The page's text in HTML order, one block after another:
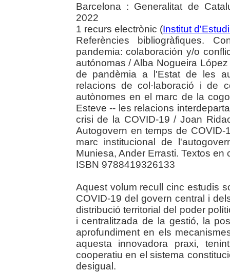
Barcelona : Generalitat de
2022
1 recurs electrònic (Institut
Referències bibliogràfiques.
pandemia: colaboración y/o
autónomas / Alba Nogueira
de pandèmia a l'Estat de les
relacions de col·laboració i de
autònomes en el marc de la
Esteve -- les relacions
crisi de la COVID-19 / Joan
Autogovern en temps de
marc institucional de
Muniesa, Ander Errasti. Textos en
ISBN 9788419326133
Aquest volum recull cinc estudis
COVID-19 del govern central i
distribució territorial del poder
i centralitzada de la gestió, la
aprofundiment en els
aquesta innovadora praxi,
cooperatiu en el sistema
desigual.